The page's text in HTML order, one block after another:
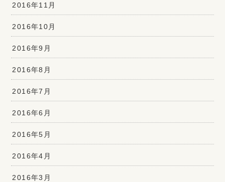
2016年11月
2016年10月
2016年9月
2016年8月
2016年7月
2016年6月
2016年5月
2016年4月
2016年3月